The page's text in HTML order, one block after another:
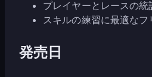
プレイヤーとレースの統
スキルの練習に最適な
発売日